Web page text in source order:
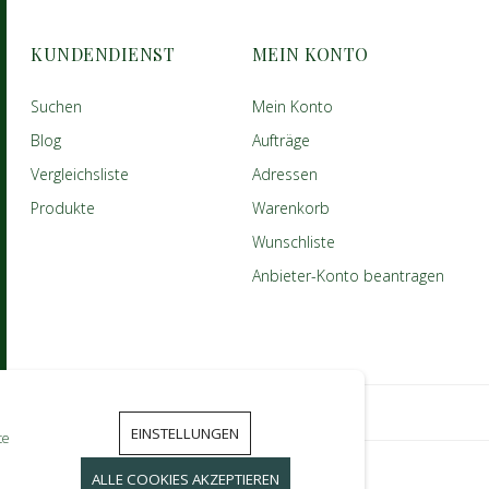
EINSTELLUNGEN
ALLE COOKIES AKZEPTIEREN
KUNDENDIENST
Suchen
Blog
Vergleichsliste
Produkte
MEIN KONTO
Mein Konto
Aufträge
Adressen
Warenkorb
Wunschliste
Anbieter-Konto beantragen